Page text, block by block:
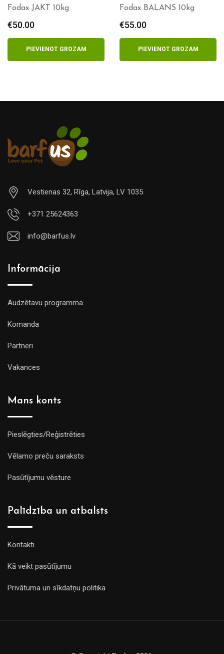
Fodax JAKT 10kg
€50.00
PIEVIENOT GROZAM
Fodax BALANS 10kg
€55.00
PIEVIENOT GROZAM
Vestienas 32, Rīga, Latvija, LV 1035
+371 25624363
info@barfus.lv
Informācija
Audzētavu programma
Komanda
Partneri
Vakances
Mans konts
Pieslēgties/Reģistrēties
Vēlamo preču saraksts
Pasūtījumu vēsture
Palīdzība un atbalsts
Kontakti
Kā veikt pasūtījumu
Privātuma un sīkdatņu politika